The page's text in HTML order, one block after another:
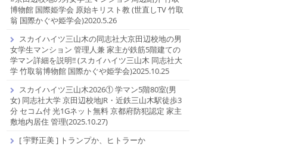
博物館 国際姫学会 原始キリスト教 (世直しTV 竹取
翁 国際かぐや姫学会)2020.5.26
スカイハイツ三山木の同志社大京田辺校地の男
女学生マンション 管理人兼 家主が鉄筋5階建ての
学マン詳細を説明!! (スカイハイツ三山木 同志社大
学 竹取翁博物館 国際かぐや姫学会)2025.10.25
スカイハイツ三山木2026① 学マン5階80室(男
女) 同志社大学 京田辺校地JR・近鉄三山木駅徒歩3
分 セコム付 光1Gネット無料 京都府防犯認定 家主
敷地内居住 管理(2025.10.27)
[ 宇野正美 ] トランプか、ヒトラーか